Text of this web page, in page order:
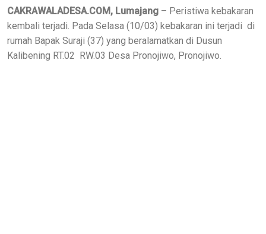
CAKRAWALADESA.COM, Lumajang – Peristiwa kebakaran
kembali terjadi. Pada Selasa (10/03) kebakaran ini terjadi di
rumah Bapak Suraji (37) yang beralamatkan di Dusun
Kalibening RT.02 RW.03 Desa Pronojiwo, Pronojiwo.